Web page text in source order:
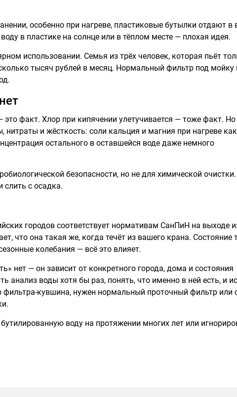
особенно при нагреве, пластиковые бутылки отдают в
в пластике на солнце или в тёплом месте — плохая идея.
использовании. Семья из трёх человек, которая пьёт
тысяч рублей в месяц. Нормальный фильтр под мойку
это факт. Хлор при кипячении улетучивается — тоже факт. Но
нитраты и жёсткость: соли кальция и магния при нагреве
остального в оставшейся воде даже немного
безопасности, но не для химической
слить с осадка.
городов соответствует нормативам СанПиН на выходе
что она такая же, когда течёт из вашего крана. Состояние
колебания — всё это влияет.
нет — он зависит от конкретного города, дома и состояния
анализ воды хотя бы раз, понять, что именно в ней есть, и
фильтра-кувшина, нужен нормальный проточный фильтр или
воду на протяжении многих лет или